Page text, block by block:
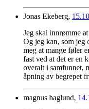
Jonas Ekeberg,
Jeg skal innrømme
Og jeg kan, som jeg
meg at mange føler
fast ved at det er en
overalt i samfunnet,
åpning av begrepet
magnus haglund,